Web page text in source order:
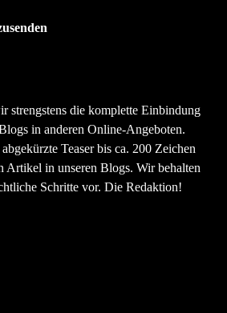
strengstens die komplette Einbindung
in anderen Online-Angeboten.
Teaser bis ca. 200 Zeichen
Artikel in unseren Blogs. Wir behalten
Schritte vor. Die Redaktion!